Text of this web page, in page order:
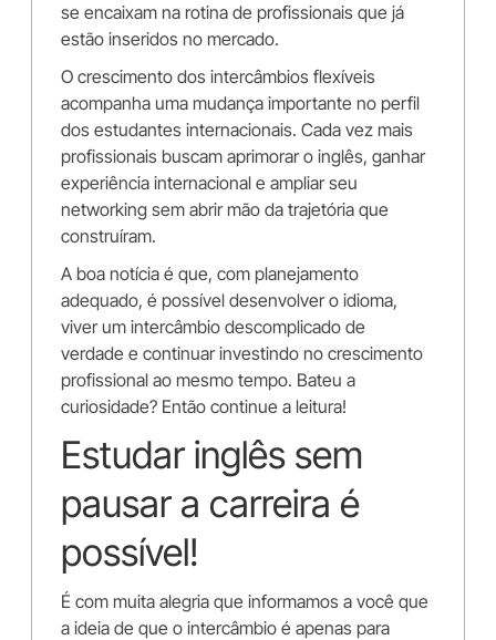
se encaixam na rotina de profissionais que já
estão inseridos no mercado.
O crescimento dos intercâmbios flexíveis
acompanha uma mudança importante no perfil
dos estudantes internacionais. Cada vez mais
profissionais buscam aprimorar o inglês, ganhar
experiência internacional e ampliar seu
networking sem abrir mão da trajetória que
construíram.
A boa notícia é que, com planejamento
adequado, é possível desenvolver o idioma,
viver um intercâmbio descomplicado de
verdade e continuar investindo no crescimento
profissional ao mesmo tempo. Bateu a
curiosidade? Então continue a leitura!
Estudar inglês sem
pausar a carreira é
possível!
É com muita alegria que informamos a você que
a ideia de que o intercâmbio é apenas para